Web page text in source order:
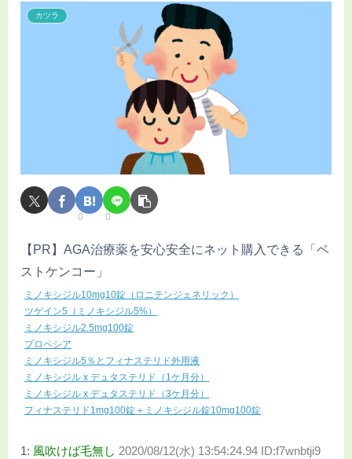
カツラ
0 0
【PR】AGA治療薬を安心安全にネット購入できる「ベ
ストケンコー」
ミノキシジル10mg10錠（ロニテンジェネリック）
ツゲイン5（ミノキシジル5%）
ミノキシジル2.5mg100錠
プロペシア
ミノキシジル5％とフィナステリド外用液
ミノキシジル x デュタステリド（1ケ月分）
ミノキシジル x デュタステリド（3ケ月分）
フィナステリド1mg100錠＋ミノキシジル錠10mg100錠
1: 風吹けば毛無し 2020/08/12(水) 13:54:24.94 ID:f7wnbtji9